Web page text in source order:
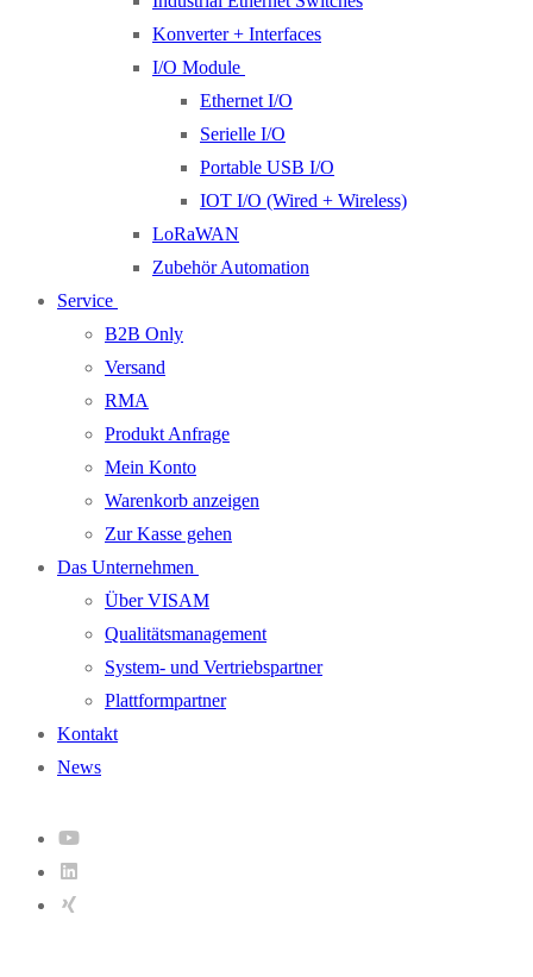
Konverter + Interfaces
I/O Module
Ethernet I/O
Serielle I/O
Portable USB I/O
IOT I/O (Wired + Wireless)
LoRaWAN
Zubehör Automation
Service
B2B Only
Versand
RMA
Produkt Anfrage
Mein Konto
Warenkorb anzeigen
Zur Kasse gehen
Das Unternehmen
Über VISAM
Qualitätsmanagement
System- und Vertriebspartner
Plattformpartner
Kontakt
News